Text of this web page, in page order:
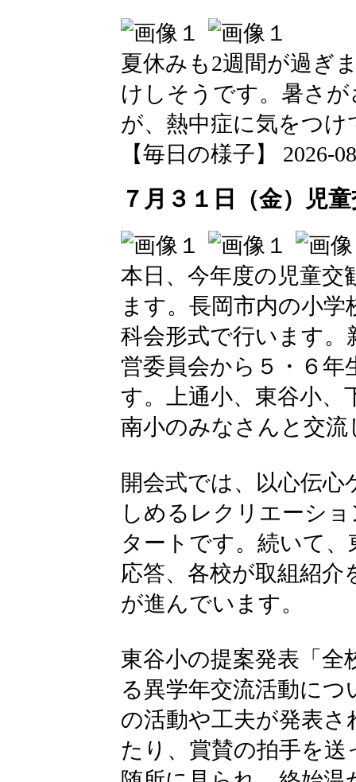
夏休みも2週間が過ぎ
けしそうです。暑さ
が、熱中症に気をつ
【毎日の様子】 2026-
７月３１日（金）児
本日、今年度の児童
ます。長岡市内の小
科会形式で行います。
営委員会から５・６年
す。上通小、東谷小、
南小のみなさんと交
開会式では、以心伝
しめるレクリエーシ
タートです。続いて
応答、各校が取組紹介
が進んでいます。
東谷小の提案発表「
る異学年交流活動に
の活動や工夫が発表
たり、賞賛の拍手を